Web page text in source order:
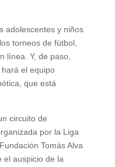
adolescentes y niños
torneos de fútbol,
línea. Y, de paso,
el equipo
que está
circuito de
por la Liga
Tomás Alva
el auspicio de la